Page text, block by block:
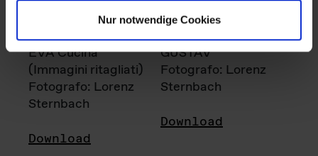
Nur notwendige Cookies
EVA Cucina
(Immagini ritagliati)
Fotografo: Lorenz
Sternbach
Download
GUSTAV
Fotografo: Lorenz
Sternbach
Download